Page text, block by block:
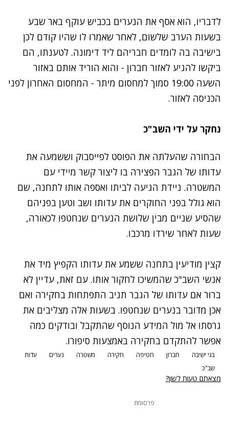
לדבריו, הוא אסף את הנערים בכביש עוקף באר שבע
בשעות הערב שלשום, לאחר שאמרו לו שהיו קודם לכן
בישיבה בה לומדים חבריהם ליד דימונה. לטענתו, הם
ביקשו להגיע לאזור חברון - והוא הוריד אותם באזור
השעה 19:00 סמוך למחסום מיתר - המחסום האחרון לפני
הכניסה לאזור.
נחקר על ידי השב"כ
הבחורה שהעלתה את הפוסט לפייסבוק וששמעה את
עדותו של הגבר הפצירה בו ליצור קשר מיידי עם
המשטרה. ניידת הגיעה לביתו ואספה אותו לתחנה, שם
הוא גולל בפני החוקרים את עדותו ושב וטען בפניהם
שהסיע שניים מבין שלושת הנערים שנחטפו לכאורה,
שעות לאחר שירדו מרכבו.
קצין מודיעין בתחנה ששמע את עדותו הקפיץ מיד את
אנשי השב"כ שהמשיכו לחקור אותו. עם זאת, עדיין לא
ברור אם עדותו של הגבר תניב התפתחות בחקירה ואם
אכן מדובר בנערים שנחטפו. בשעות אלה מצליבים את
גרסתו אל מול המידע הנוסף שהתקבל ובודקים כמה
אפשר להתקדם בחקירה באמצעות סיפורו.
בני ישיבה חברון חטיפה חקירה משטרה נערים
עדות
שב"כ
מצאתם טעות לשון?
פרסומת